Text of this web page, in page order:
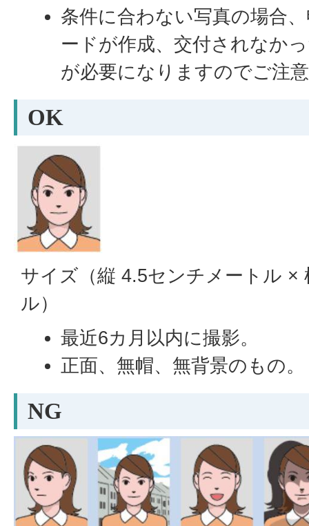
条件に合わない写真の場合
ードが作成、交付されなか
が必要になりますのでご注
OK
サイズ（縦 4.5センチメートル ×
ル）
最近6カ月以内に撮影。
正面、無帽、無背景のもの。
NG